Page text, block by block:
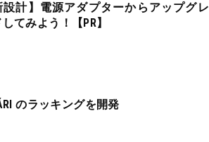
設計】電源アダプターからアップグレ
てみよう！【PR】
のラッキングを開発